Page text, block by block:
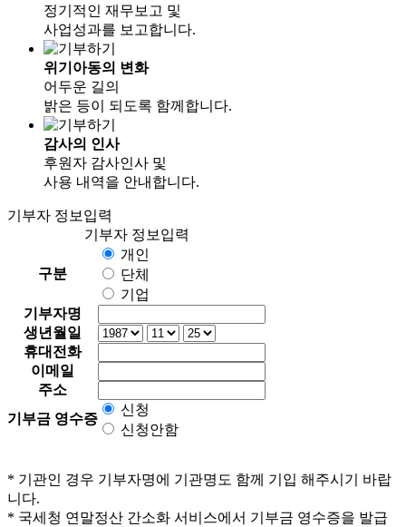
정기적인 재무보고 및
사업성과를 보고합니다.
위기아동의 변화
어두운 길의
밝은 등이 되도록 함께합니다.
감사의 인사
후원자 감사인사 및
사용 내역을 안내합니다.
기부자 정보입력
기부자 정보입력
구분
개인
단체
기업
기부자명
생년월일
휴대전화
이메일
주소
기부금 영수증
신청
신청안함
* 기관인 경우 기부자명에 기관명도 함께 기입 해주시기 바랍
니다.
* 국세청 연말정산 간소화 서비스에서 기부금 영수증을 발급